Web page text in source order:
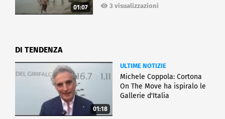
01:07 3 visualizzazioni
DI TENDENZA
01:18
ULTIME NOTIZIE
Michele Coppola: Cortona
On The Move ha ispiralo le
Gallerie d'Italia